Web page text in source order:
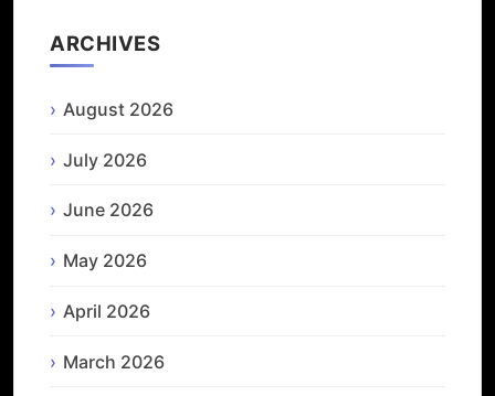
ARCHIVES
August 2026
July 2026
June 2026
May 2026
April 2026
March 2026